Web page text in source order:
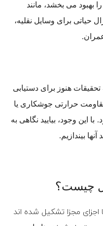
بهبود می بخشد، مانند
حیاتی برای وسایل نقلیه،
تحقیقات هنوز برای دستیابی
حرارتی جوشکاری یا
با این وجود، بیایید نگاهی به
بیندازیم.
چیست؟
اجزای مجزا تشکیل شده اند